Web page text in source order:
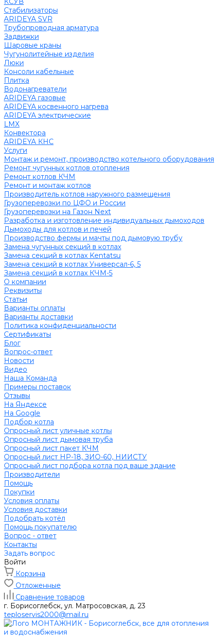
Стабилизаторы
ARIDEYA SVR
Трубопроводная арматура
Задвижки
Шаровые краны
Чугунолитейные изделия
Люки
Консоли кабельные
Плитка
Водонагреватели
ARIDEYA газовые
ARIDEYA косвенного нагрева
ARIDEYA электрические
LMX
Конвектора
ARIDEYA КНС
Услуги
Монтаж и ремонт, производство котельного оборудования
Ремонт чугунных котлов отопления
Ремонт котлов КЧМ
Ремонт и монтаж котлов
Производитель котлов наружного размещения
Грузоперевозки по ЦФО и России
Грузоперевозки на Газон Next
Разработка и изготовление индивидуальных дымоходов
Дымоходы для котлов и печей
Производство фермы и мачты под дымовую трубу
Замена чугунных секций в котлах
Замена секций в котлах Kentatsu
Замена секций в котлах Универсал-6, 5
Замена секций в котлах КЧМ-5
О компании
Реквизиты
Статьи
Варианты оплаты
Варианты доставки
Политика конфиденциальности
Сертификаты
Блог
Вопрос-ответ
Новости
Видео
Наша Команда
Примеры поставок
Отзывы
На Яндексе
На Google
Подбор котла
Опросный лист уличные котлы
Опросный лист дымовая труба
Опросный лист пакет КЧМ
Опросный лист НР-18, ЗИО-60, НИИСТУ
Опросный лист подбора котла под ваше здание
Производители
Помощь
Покупки
Условия оплаты
Условия доставки
Подобрать котёл
Помощь покупателю
Вопрос - ответ
Контакты
Задать вопрос
Войти
Корзина
Отложенные
Сравнение товаров
г. Борисоглебск, ул. Матросовская, д. 23
teploservis2000@mail.ru